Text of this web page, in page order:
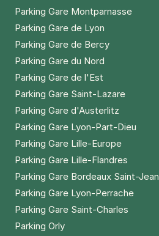
Parking Gare Montparnasse
Parking Gare de Lyon
Parking Gare de Bercy
Parking Gare du Nord
Parking Gare de l'Est
Parking Gare Saint-Lazare
Parking Gare d'Austerlitz
Parking Gare Lyon-Part-Dieu
Parking Gare Lille-Europe
Parking Gare Lille-Flandres
Parking Gare Bordeaux Saint-Jean
Parking Gare Lyon-Perrache
Parking Gare Saint-Charles
Parking Orly